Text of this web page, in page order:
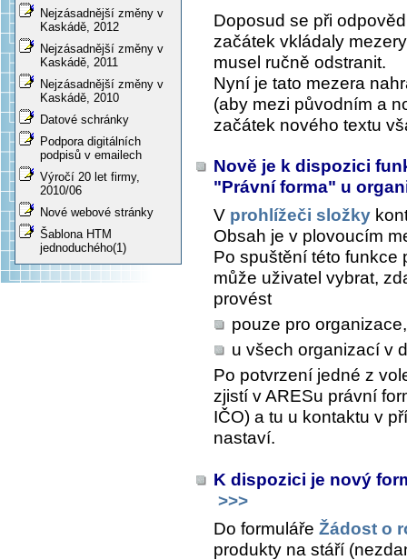
Nejzásadnější změny v
Kaskádě, 2012
Nejzásadnější změny v
Kaskádě, 2011
Nejzásadnější změny v
Kaskádě, 2010
Datové schránky
Podpora digitálních
podpisů v emailech
Výročí 20 let firmy,
2010/06
Nové webové stránky
Šablona HTM
jednoduchého(1)
Doposud se při
začátek vkládaly
musel ručně odstranit.
Nyní je tato mezera
(aby mezi původním a
začátek nového textu
Nově je k dispozici
"Právní forma" u
V prohlížeči složky
Obsah je v plovoucím
Po spuštění této funkce
může uživatel vybrat,
provést
pouze pro
u všech organizací v
Po potvrzení jedné z
zjistí v ARESu právní
IČO) a tu u kontaktu v
nastaví.
K dispozici je nový
>>>
Do formuláře Žádost o
produkty na stáří